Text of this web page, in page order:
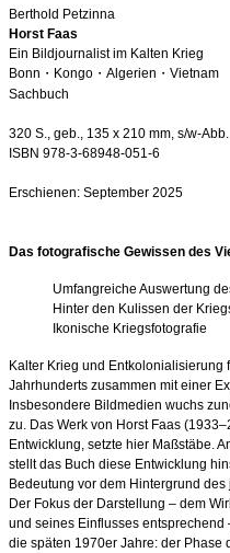
Berthold Petzinna
Horst Faas
Ein Bildjournalist im Kalten Krieg
Bonn・Kongo・Algerien・Vietnam
Sachbuch
320 S., geb., 135 x 210 mm, s/w-Abb.
ISBN 978-3-68948-051-6
Erschienen: September 2025
Das fotografische Gewissen des
Umfangreiche Auswertung
Hinter den Kulissen der
Ikonische Kriegsfotografie
Kalter Krieg und Entkolonialisierung
Jahrhunderts zusammen mit einer
Insbesondere Bildmedien wuchs
zu. Das Werk von Horst Faas
Entwicklung, setzte hier Maßstäbe.
stellt das Buch diese Entwicklung
Bedeutung vor dem Hintergrund
Der Fokus der Darstellung – dem
und seines Einflusses
die späten 1970er Jahre: der Phase